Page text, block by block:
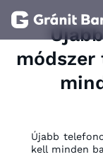
Fiataloknak
Újabb
kell minden